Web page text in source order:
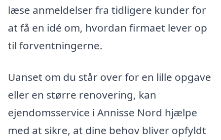
læse anmeldelser fra tidligere kunder for
at få en idé om, hvordan firmaet lever op
til forventningerne.
Uanset om du står over for en lille opgave
eller en større renovering, kan
ejendomsservice i Annisse Nord hjælpe
med at sikre, at dine behov bliver opfyldt